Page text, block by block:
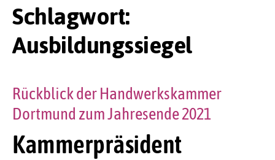
Schlagwort:
Ausbildungssiegel
Kammerpräsident
Rückblick der Handwerkskammer
Dortmund zum Jahresende 2021